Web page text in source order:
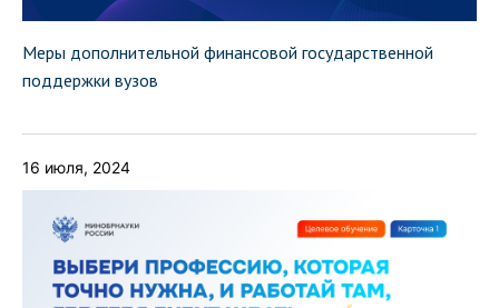
Меры дополнительной финансовой государственной
поддержки вузов
16 июля, 2024